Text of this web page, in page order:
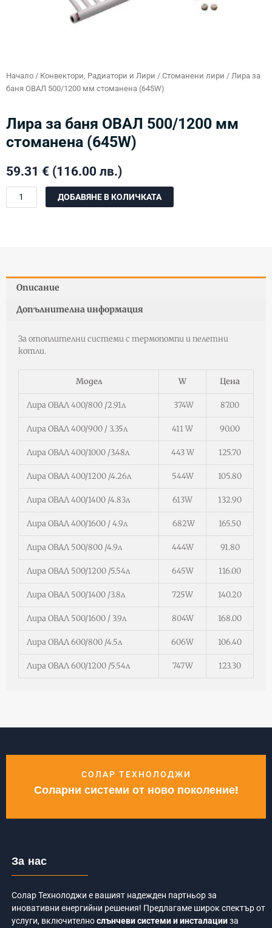
Начало / Конвектори, Радиатори и Лири / Стоманени лири / Лира за
баня ОВАЛ 500/1200 мм стоманена (645W)
Лира за баня ОВАЛ 500/1200 мм
стоманена (645W)
59.31 € (116.00 лв.)
количество
мм
(645W)
ДОБАВЯНЕ В КОЛИЧКАТА
Описание
Допълнителна информация
За отоплителни системи с термопомпи и пелетни
котли.
Модел W Цена
Лира ОВАЛ 400/800 /2.91л 374W 87.00
Лира ОВАЛ 400/900 / 3.35л 411 W 90.00
Лира ОВАЛ 400/1000 /3.48л 443 W 125.70
Лира ОВАЛ 400/1200 /4.26л 544W 105.80
Лира ОВАЛ 400/1400 /4.83л 613W 132.90
Лира ОВАЛ 400/1600 / 4.9л 682W 165.50
Лира ОВАЛ 500/800 /4.9л 444W 91.80
Лира ОВАЛ 500/1200 /5.54л 645W 116.00
Лира ОВАЛ 500/1400 /3.8л 725W 140.20
Лира ОВАЛ 500/1600 / 3.9л 804W 168.00
Лира ОВАЛ 600/800 /4.5л 606W 106.40
Лира ОВАЛ 600/1200 /5.54л 747W 123.30
СОЛАР ТЕХНОЛОДЖИ
Соларни системи от ново поколение!
За нас
Солар Технолоджи е вашият надежден партньор за
иновативни енергийни решения! Предлагаме широк спектър от
услуги, включителнослънчеви системи и инсталацииза